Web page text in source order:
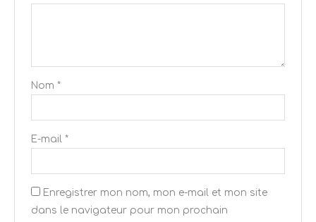
Nom *
E-mail *
Enregistrer mon nom, mon e-mail et mon site
dans le navigateur pour mon prochain